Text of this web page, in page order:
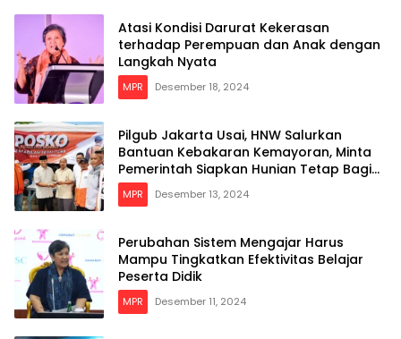
Atasi Kondisi Darurat Kekerasan
terhadap Perempuan dan Anak dengan
Langkah Nyata
MPR Desember 18, 2024
Pilgub Jakarta Usai, HNW Salurkan
Bantuan Kebakaran Kemayoran, Minta
Pemerintah Siapkan Hunian Tetap Bagi
Para Korban
MPR Desember 13, 2024
Perubahan Sistem Mengajar Harus
Mampu Tingkatkan Efektivitas Belajar
Peserta Didik
MPR Desember 11, 2024